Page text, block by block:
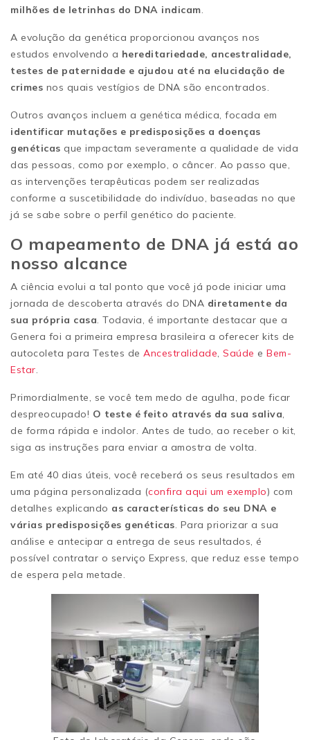
milhões de letrinhas do DNA indicam.
A evolução da genética proporcionou avanços nos
estudos envolvendo a hereditariedade, ancestralidade,
testes de paternidade e ajudou até na elucidação de
crimes nos quais vestígios de DNA são encontrados.
Outros avanços incluem a genética médica, focada em
identificar mutações e predisposições a doenças
genéticas que impactam severamente a qualidade de vida
das pessoas, como por exemplo, o câncer. Ao passo que,
as intervenções terapêuticas podem ser realizadas
conforme a suscetibilidade do indivíduo, baseadas no que
já se sabe sobre o perfil genético do paciente.
O mapeamento de DNA já está ao
nosso alcance
A ciência evolui a tal ponto que você já pode iniciar uma
jornada de descoberta através do DNA diretamente da
sua própria casa. Todavia, é importante destacar que a
Genera foi a primeira empresa brasileira a oferecer kits de
autocoleta para Testes de Ancestralidade, Saúde e Bem-
Estar.
Primordialmente, se você tem medo de agulha, pode ficar
despreocupado! O teste é feito através da sua saliva,
de forma rápida e indolor. Antes de tudo, ao receber o kit,
siga as instruções para enviar a amostra de volta.
Em até 40 dias úteis, você receberá os seus resultados em
uma página personalizada (confira aqui um exemplo) com
detalhes explicando as características do seu DNA e
várias predisposições genéticas. Para priorizar a sua
análise e antecipar a entrega de seus resultados, é
possível contratar o serviço Express, que reduz esse tempo
de espera pela metade.